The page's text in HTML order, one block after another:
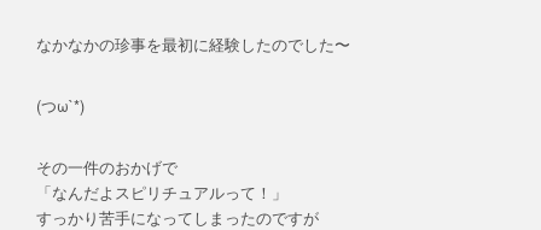
なかなかの珍事を最初に経験したのでした〜
(つω`*)
その一件のおかげで
「なんだよスピリチュアルって！」
すっかり苦手になってしまったのですが